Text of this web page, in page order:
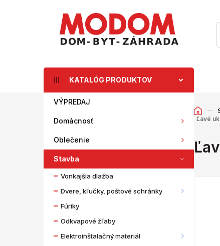
KATALÓG PRODUKTOV
VÝPREDAJ
Domácnosť
Oblečenie
Stavba
Vonkajšia dlažba
Dvere, kľučky, poštové schránky
Fúriky
Odkvapové žľaby
Elektroinštalačný materiál
Ľavé